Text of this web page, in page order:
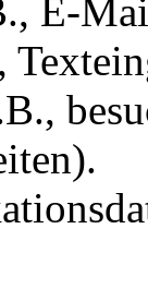
E-